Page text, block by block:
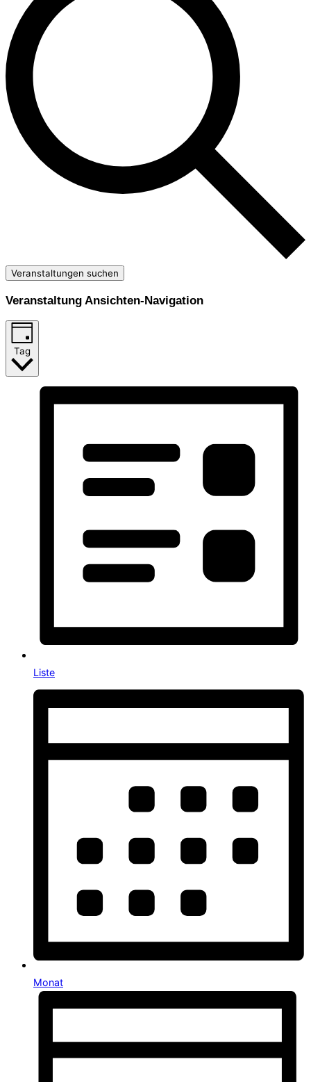
Veranstaltungen suchen
Veranstaltung Ansichten-Navigation
Tag
Liste
Monat